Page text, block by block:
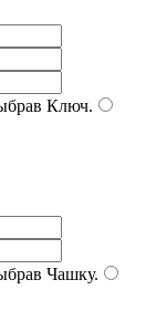
Ключ.
Чашку.